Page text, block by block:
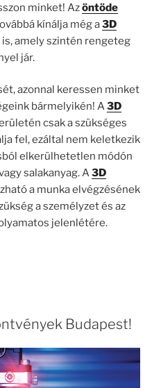
minket! Azöntöde
kínálja még a3D
amely szintén rengeteg
jár.
azonnal keressen minket
bármelyikén! A3D
csak a szükséges
fel, ezáltal nem keletkezik
elkerülhetetlen módón
salakanyag. A3D
a munka elvégzésének
a személyzet és az
jelenlétére.
Budapest!